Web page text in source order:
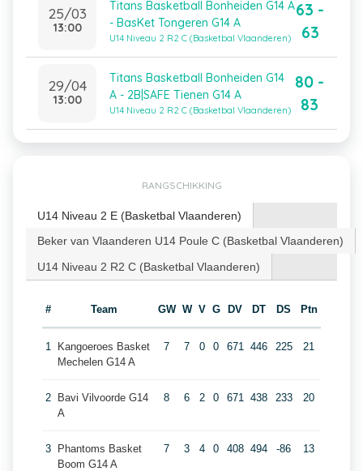
25/03
13:00
Titans Basketball Bonheiden G14 A
- BasKet Tongeren G14 A
U14 Niveau 2 R2 C (Basketbal Vlaanderen)
63 -
63
29/04
13:00
Titans Basketball Bonheiden G14
A - 2B|SAFE Tienen G14 A
U14 Niveau 2 R2 C (Basketbal Vlaanderen)
80 -
83
RANGSCHIKKING
U14 Niveau 2 E (Basketbal Vlaanderen)
Beker van Vlaanderen U14 Poule C (Basketbal Vlaanderen)
U14 Niveau 2 R2 C (Basketbal Vlaanderen)
# Team GW W V G DV DT DS Ptn
1
Kangoeroes Basket
Mechelen G14 A
7 7 0 0 671 446 225 21
2
Bavi Vilvoorde G14
A
8 6 2 0 671 438 233 20
3
Phantoms Basket
Boom G14 A
7 3 4 0 408 494 -86 13